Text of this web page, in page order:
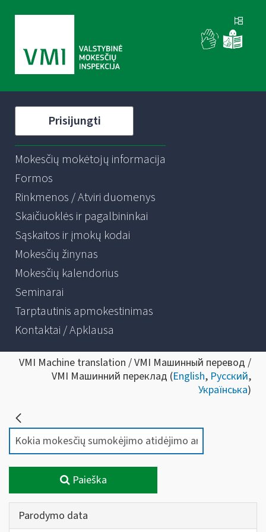
Prisijungti
Mokesčių mokėtojų informacija
Formos
Rinkmenos / Atviri duomenys
Skaičiuoklės ir pagalbininkai
Sąskaitos ir įmokų kodai
Mokesčių žinynas
Mokesčių kalendorius
Seminarai
Tarptautinis apmokestinimas
Kontaktai / Apklausa
VMI Machine translation / VMI Машинный перевод /
VMI Машинний переклад (English, Русский,
Українська)
Paieška
Parodymo data